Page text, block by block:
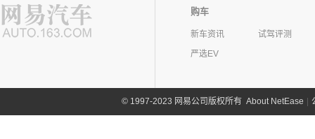
购车
新车资讯
试驾评测
严选EV
©1997-2023 网易公司版权所有 About NetEase